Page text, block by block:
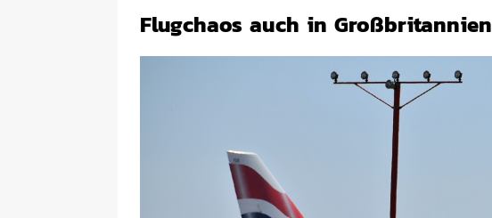
Flugchaos auch in Großbritannien